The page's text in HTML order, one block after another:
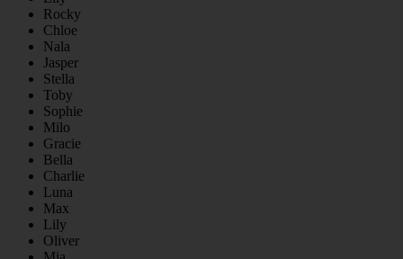
Rocky
Chloe
Nala
Jasper
Stella
Toby
Sophie
Milo
Gracie
Bella
Charlie
Luna
Max
Lily
Oliver